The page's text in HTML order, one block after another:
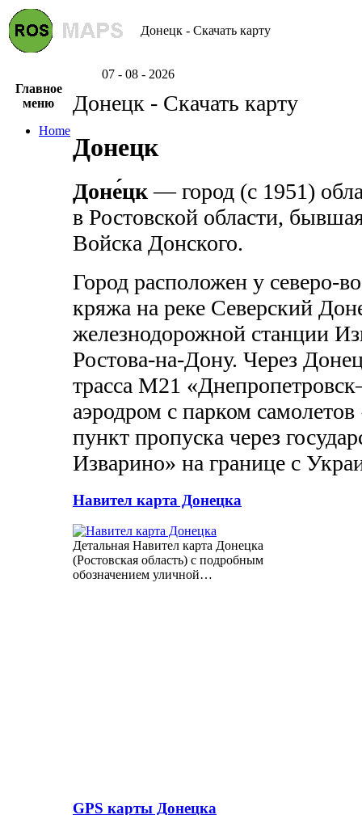
Донецк - Скачать карту
07 - 08 - 2026
Главное
меню
Home
Донецк - Скачать карту
Донецк
Доне́цк — город (с 1951)
в Ростовской области,
Войска Донского.
Город расположен у северо-
кряжа на реке Северский
железнодорожной станции
Ростова-на-Дону. Через
трасса М21
аэродром с парком
пункт пропуска через
Изварино» на границе с
Навител карта Донецка
Детальная Навител карта Донецка
(Ростовская область) с подробным
обозначением уличной…
GPS карты Донецка